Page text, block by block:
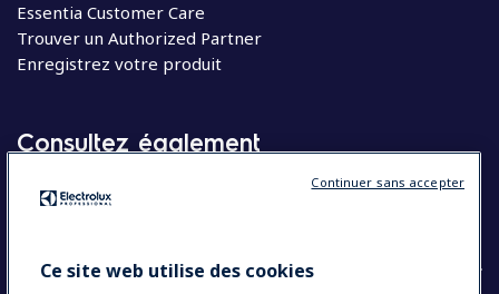
Essentia Customer Care
Trouver un Authorized Partner
Enregistrez votre produit
Consultez également
Molteni
Appareils électroménagers
Ce site web utilise des cookies
Continuer sans accepter